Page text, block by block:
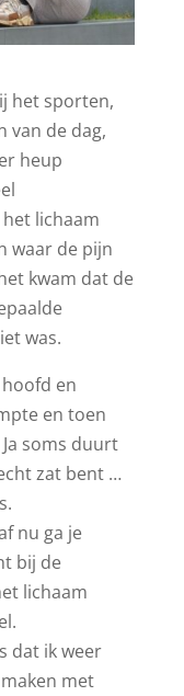
het sporten,
van de dag,
heup
lichaam
waar de pijn
kwam dat de
was.
en
en toen
soms duurt
zat bent …
nu ga je
bij de
lichaam
dat ik weer
met